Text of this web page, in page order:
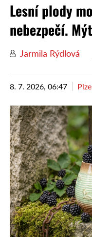
Lesní plody
nebezpečí.
Jarmila Rýdlová
8. 7. 2026, 06:47